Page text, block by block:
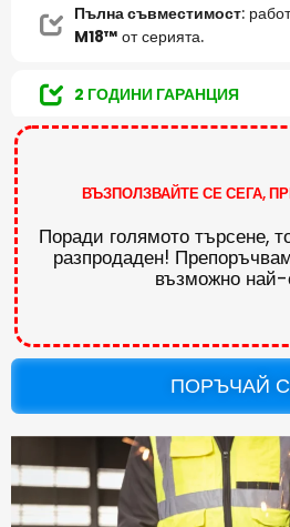
Пълна съвместимост:
M18™ от серията.
2 ГОДИНИ ГАРАНЦИЯ
ВЪЗПОЛЗВАЙТЕ СЕ СЕГА,
Поради голямото търсене,
разпродаден!
възможно най-
ПОРЪЧАЙ